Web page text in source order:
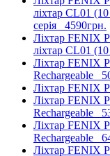
ліхтар CL01
серія 4590грн.
Ліхтар FENIX
ліхтар CL01
Ліхтар FENIX
Rechargeable
Ліхтар FENIX
Ліхтар FENIX
Rechargeable
Ліхтар FENIX
Rechargeable
Ліхтар FENIX